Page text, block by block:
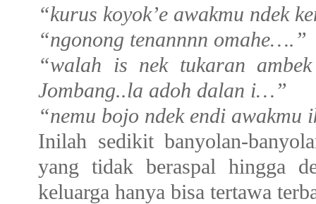
“kurus koyok’e awakmu ndek
“ngonong tenannnn omahe….”
“walah is nek tukaran
Jombang..la adoh dalan i…”
“nemu bojo ndek endi
Inilah sedikit banyolan-
yang tidak beraspal hingga
keluarga hanya bisa tertawa